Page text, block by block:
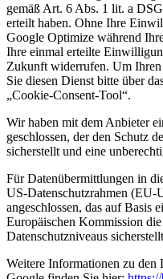
gemäß Art. 6 Abs. 1 lit. a
erteilt haben. Ohne Ihre
Google Optimize während
Ihre einmal erteilte
Zukunft widerrufen. Um
Sie diesen Dienst bitte über
„Cookie-Consent-Tool“.
Wir haben mit dem Anbieter
geschlossen, der den Schutz
sicherstellt und eine
Für Datenübermittlungen in
US-Datenschutzrahmen
angeschlossen, das auf Basis
Europäischen Kommission
Datenschutzniveaus
Weitere Informationen zu den